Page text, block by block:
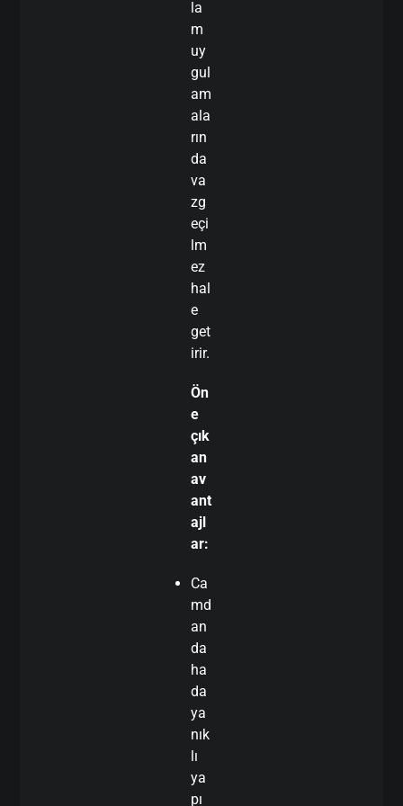
la
m
uy
gul
am
ala
rın
da
va
zg
eçi
lm
ez
hal
e
get
irir.
Ön
e
çık
an
av
ant
ajl
ar:
Ca
md
an
da
ha
da
ya
nık
lı
ya
pı